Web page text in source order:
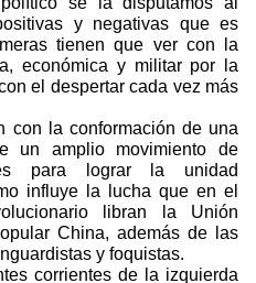
y negativas que es
tienen que ver con la
económica y militar por la
el despertar cada vez más
con la conformación de una
un amplio movimiento de
para lograr la unidad
influye la lucha que en el
libran la Unión
China, además de las
y foquistas.
corrientes de la izquierda